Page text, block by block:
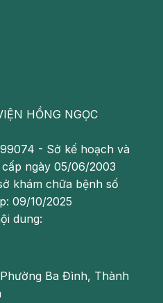
HỒNG NGỌC
- Sở kế hoạch và
ngày 05/06/2003
khám chữa bệnh số
09/10/2025
dung:
Ba Đình, Thành